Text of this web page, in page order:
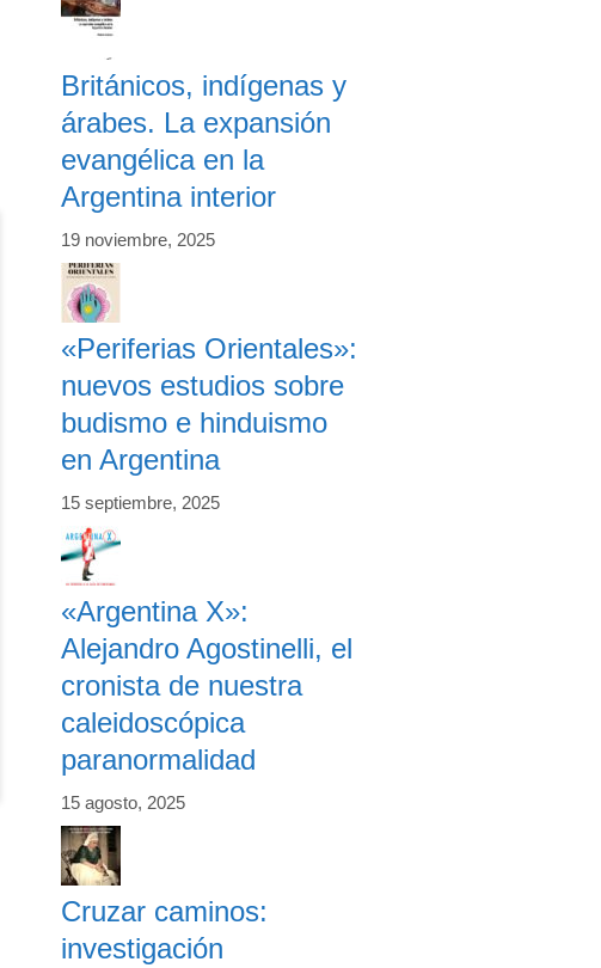
Británicos, indígenas y
árabes. La expansión
evangélica en la
Argentina interior
19 noviembre, 2025
«Periferias Orientales»:
nuevos estudios sobre
budismo e hinduismo
en Argentina
15 septiembre, 2025
«Argentina X»:
Alejandro Agostinelli, el
cronista de nuestra
caleidoscópica
paranormalidad
15 agosto, 2025
Cruzar caminos:
investigación